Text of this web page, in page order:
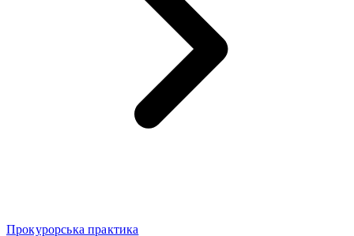
Прокурорська практика